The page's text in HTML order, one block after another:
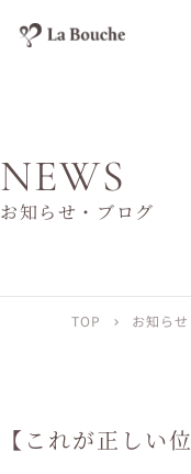
NEWS
お知らせ・ブログ
TOP chevron_right お知ら
【これが正しい位